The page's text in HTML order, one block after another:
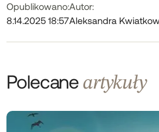
Opublikowano:
8.14.2025 18:57
Autor:
Aleksandra
Polecane artykuły